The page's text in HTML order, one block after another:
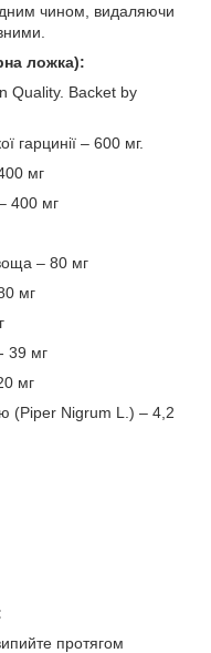
чином, видаляючи
ложка):
Quality. Backet by
гарцинії – 600 мг.
мг
400 мг
– 80 мг
мг
39 мг
мг
(Piper Nigrum L.) – 4,2
протягом